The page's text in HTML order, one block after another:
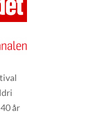
år